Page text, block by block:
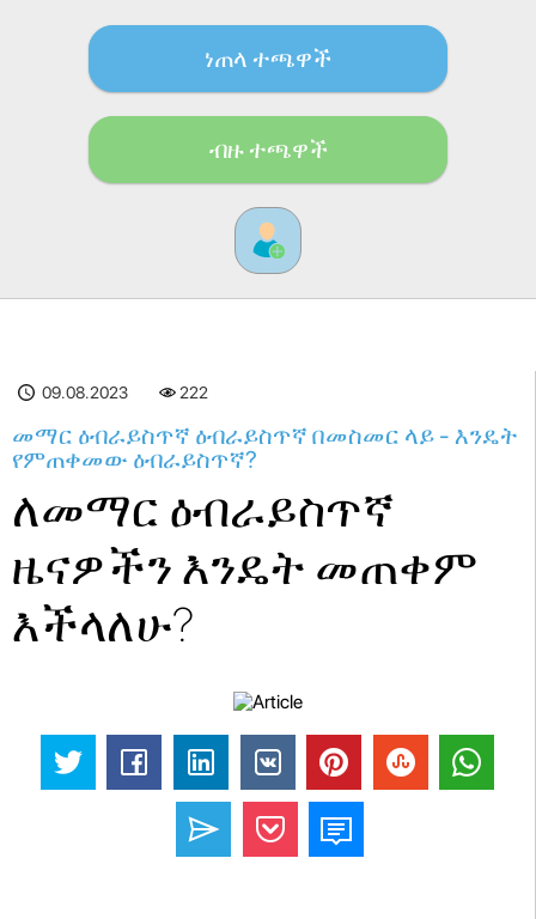
ነጠላ ተጫዋች
ብዙ ተጫዋች
09.08.2023 222
መማር ዕብራይስጥኛ ዕብራይስጥኛ በመስመር ላይ - እንዴት
የምጠቀመው ዕብራይስጥኛ?
ለመማር ዕብራይስጥኛ
ዜናዎችን እንዴት መጠቀም
እችላለሁ?